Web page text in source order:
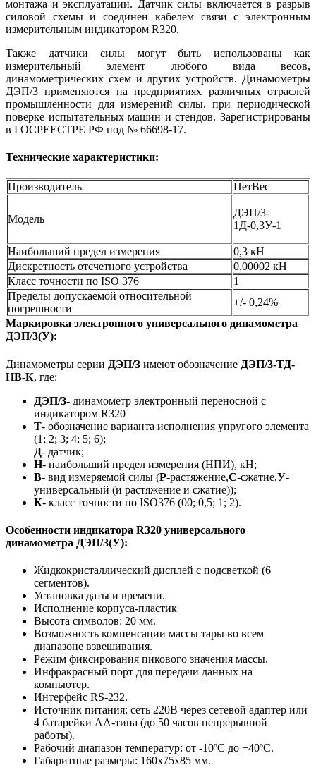
монтажа и эксплуатации. Датчик силы включается в разрыв
силовой схемы и соединен кабелем связи с электронным
измерительным индикатором R320.
Также датчики силы могут быть использованы как
измерительный элемент любого вида весов,
динамометрических схем и других устройств. Динамометры
ДЭП/3 применяются на предприятиях различных отраслей
промышленности для измерений силы, при периодической
поверке испытательных машин и стендов. Зарегистрированы
в ГОСРЕЕСТРЕ РФ под № 66698-17.
Технические характеристики:
Производитель ПетВес
Модель
ДЭП/3-
1Д-0,3У-1
Наибольший предел измерения
0,3 кН
Дискретность отсчетного устройства
0,00002 кН
Класс точности по ISO 376
1
Пределы допускаемой относительной
погрешности
+/- 0,24%
Маркировка электронного универсального динамометра
ДЭП/3(У):
Динамометры серии ДЭП/3 имеют обозначение ДЭП/3-ТД-
НВ-К, где:
ДЭП/3- динамометр электронный переносной с
индикатором R320
Т- обозначение варианта исполнения упругого элемента
(1; 2; 3; 4; 5; 6);
Д- датчик;
Н- наибольший предел измерения (НПИ), кН;
В- вид измеряемой силы (Р-растяжение,С-сжатие,У-
универсальный (и растяжение и сжатие));
К- класс точности по ISO376 (00; 0,5; 1; 2).
Особенности индикатора R320 универсального
динамометра ДЭП/3(У):
Жидкокристаллический дисплей с подсветкой (6
сегментов).
Установка даты и времени.
Исполнение корпуса-пластик
Высота символов: 20 мм.
Возможность компенсации массы тары во всем
диапазоне взвешивания.
Режим фиксирования пикового значения массы.
Инфракрасный порт для передачи данных на
компьютер.
Интерфейс RS-232.
Источник питания: сеть 220В через сетевой адаптер или
4 батарейки АА-типа (до 50 часов непрерывной
работы).
Рабочий диапазон температур: от -10ºС до +40ºС.
Габаритные размеры: 160х75х85 мм.